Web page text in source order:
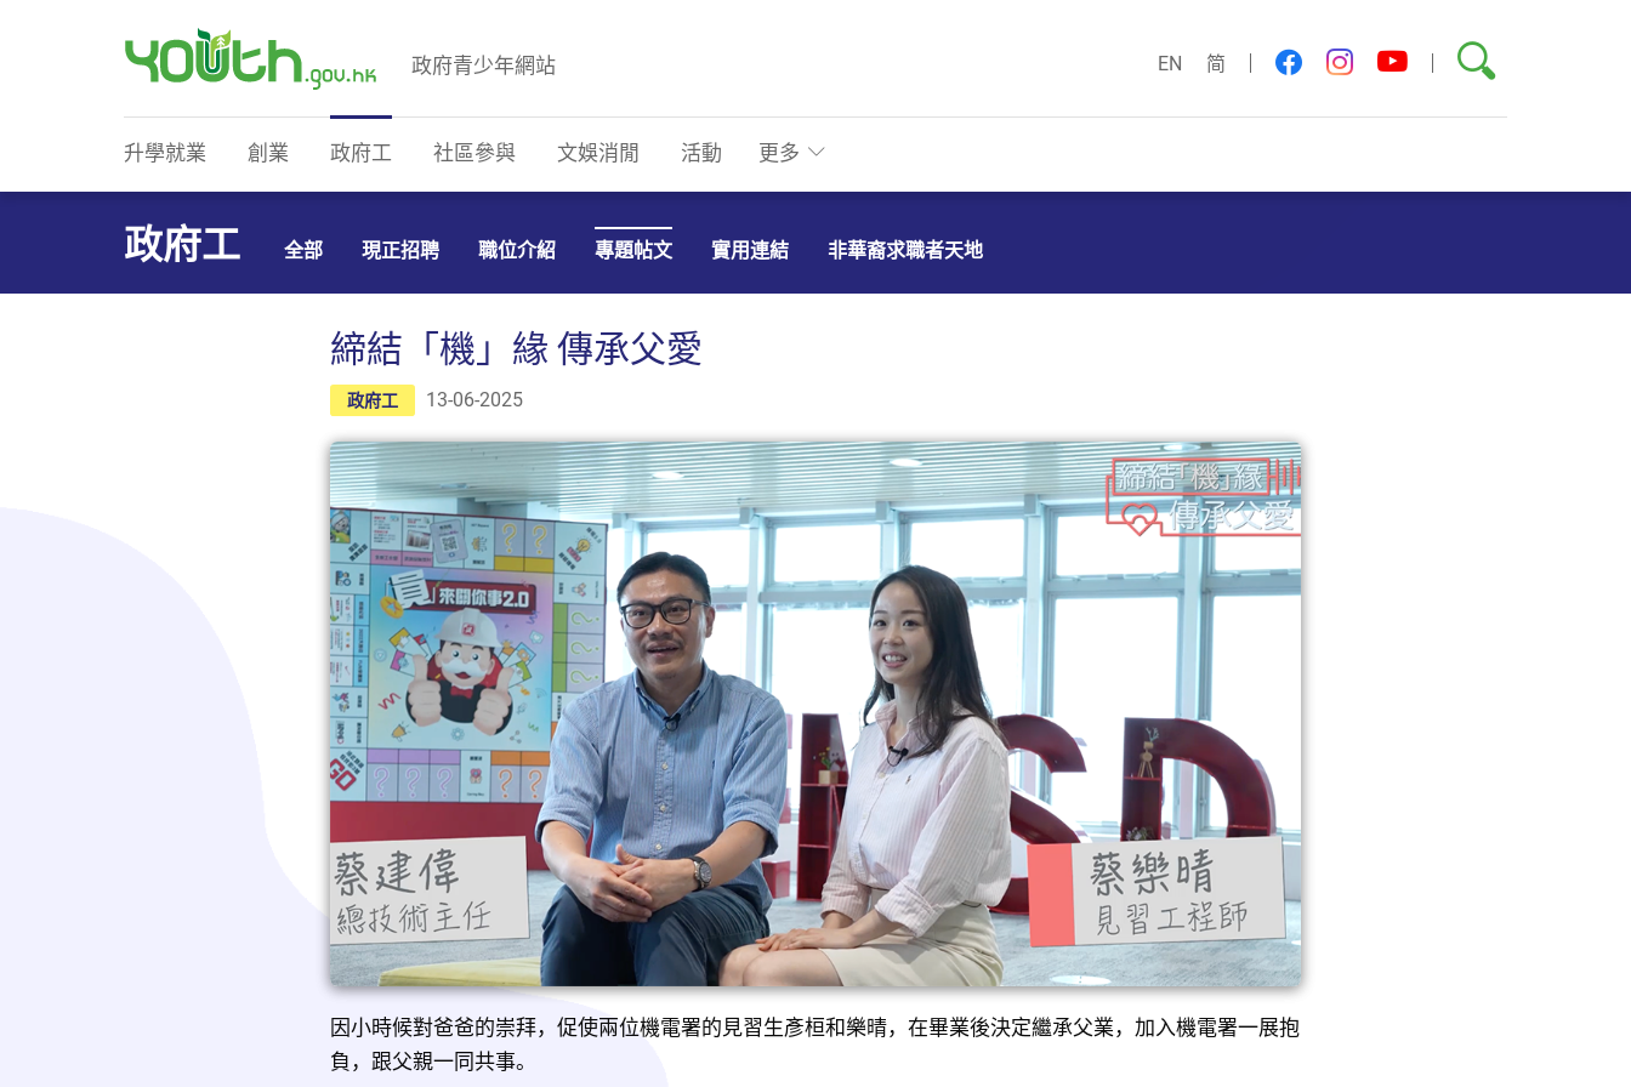
政府青少年網站 EN 简 facebookinstagram
youtube
搜尋
升學就業 創業 政府工 社區參與 文娛消閒 活動 更多
政府工 全部 現正招聘 職位介紹 專題帖文 實用連結 非華裔求職者天地
締結「機」緣 傳承父愛
政府工 13-06-2025
因小時候對爸爸的崇拜，促使兩位機電署的見習生彥桓和樂晴，在畢業後決定繼承父業，加入機電署一展抱
負，跟父親一同共事。